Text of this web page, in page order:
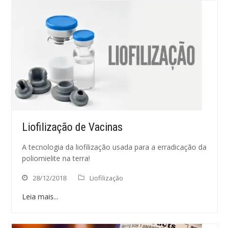
Liofilização de Vacinas
A tecnologia da liofilização usada para a erradicação da
poliomielite na terra!
28/12/2018 Liofilização
Leia mais...